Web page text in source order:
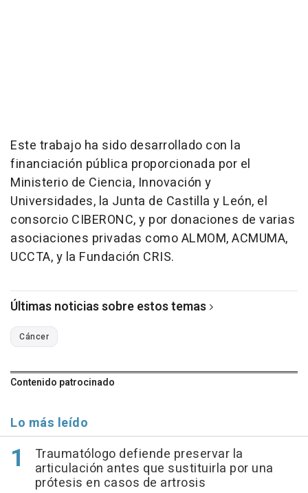
Este trabajo ha sido desarrollado con la
financiación pública proporcionada por el
Ministerio de Ciencia, Innovación y
Universidades, la Junta de Castilla y León, el
consorcio CIBERONC, y por donaciones de varias
asociaciones privadas como ALMOM, ACMUMA,
UCCTA, y la Fundación CRIS.
Últimas noticias sobre estos temas
Cáncer
Contenido patrocinado
Lo más leído
Traumatólogo defiende preservar la
articulación antes que sustituirla por una
prótesis en casos de artrosis